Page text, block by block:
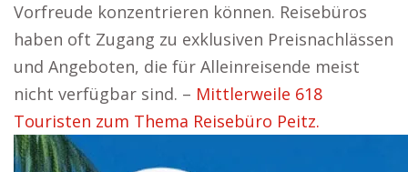
Vorfreude konzentrieren können. Reisebüros
haben oft Zugang zu exklusiven Preisnachlässen
und Angeboten, die für Alleinreisende meist
nicht verfügbar sind. – Mittlerweile 618
Touristen zum Thema Reisebüro Peitz.